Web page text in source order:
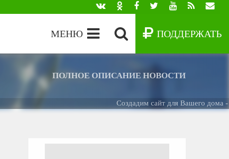
ПОДДЕРЖАТЬ
МЕНЮ
ПОЛНОЕ ОПИСАНИЕ НОВОСТИ
Создадим сайт для Вашего дома -